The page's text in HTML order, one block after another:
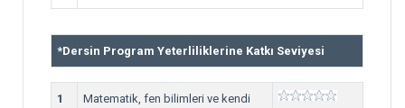
*Dersin Program Yeterliliklerine Katkı Seviyesi
1
Matematik, fen bilimleri ve kendi